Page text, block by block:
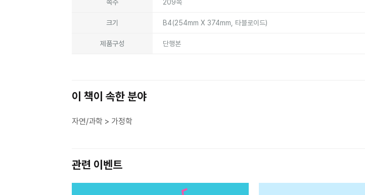
쪽수 209쪽
크기 B4(254mm X 374mm, 타블로이드)
제품구성 단행본
이 책이 속한 분야
자연/과학 > 가정학
관련 이벤트